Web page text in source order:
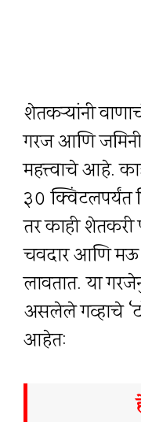
शेतकऱ्यांनी
गरज आणि
महत्त्वाचे आहे.
३० क्विंटलपर्यंत
तर काही शेतकरी
चवदार आणि मऊ
लावतात. या
असलेले गव्हाचे
आहेत: